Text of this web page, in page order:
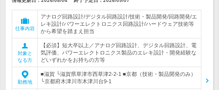
仕事内容
アナログ回路設計/デジタル回路設計/技術・製品開発/回路開発/エ
レキ設計/パワーエレクトロニクス回路設計/ハードウェア技術等
から希望を踏まえ担当
対象と
なる方
【必須】短大卒以上／アナログ回路設計、デジタル回路設計、電
気評価、パワーエレクトロニクス製品のエレキ設計・開発経験な
どいずれかをお持ちの方等
勤務地
■滋賀 └滋賀県草津市西草津2-2-1 ■京都（技術・製品開発のみ）
└京都府木津川市木津川台9-1